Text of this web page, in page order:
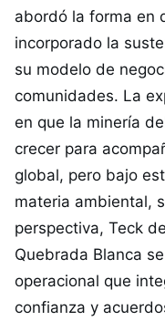
abordó la forma en
incorporado la
su modelo de
comunidades. La
en que la minería
crecer para
global, pero bajo
materia ambiental,
perspectiva, Teck
Quebrada Blanca
operacional que
confianza y